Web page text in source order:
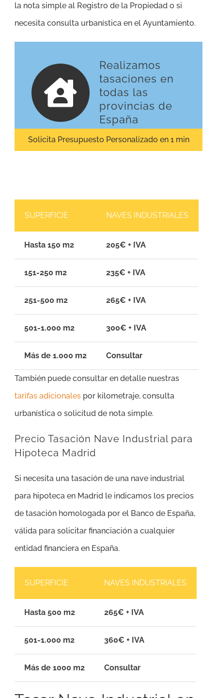
la nota simple al Registro de la Propiedad o si
necesita consulta urbanística en el Ayuntamiento.
Realizamos
tasaciones en
todas las
provincias de
España
Solicita Presupuesto Personalizado en 1 min
SUPERFICIE NAVES INDUSTRIALES
Hasta 150 m2 205€ + IVA
151-250 m2 235€ + IVA
251-500 m2 265€ + IVA
501-1.000 m2 300€ + IVA
Más de 1.000 m2 Consultar
También puede consultar en detalle nuestras
tarifas adicionales por kilometraje, consulta
urbanística o solicitud de nota simple.
Precio Tasación Nave Industrial para
Hipoteca Madrid
Si necesita una tasación de una nave industrial
para hipoteca en Madrid le indicamos los precios
de tasación homologada por el Banco de España,
válida para solicitar financiación a cualquier
entidad financiera en España.
SUPERFICIE NAVES INDUSTRIALES
Hasta 500 m2 265€ + IVA
501-1.000 m2 360€ + IVA
Más de 1000 m2 Consultar